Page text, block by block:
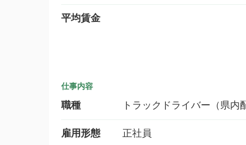
平均賃金
仕事内容
職種 トラックドライバー（県内
雇用形態 正社員